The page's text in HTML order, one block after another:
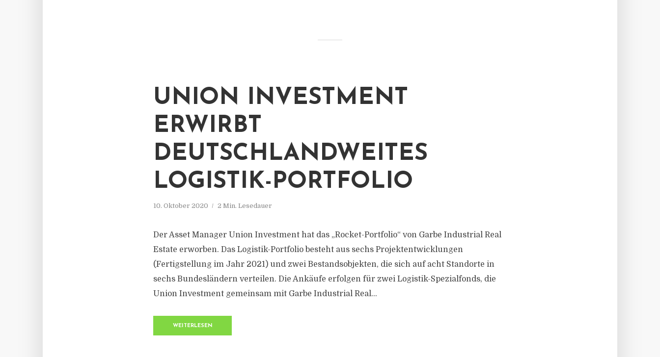
UNION INVESTMENT
ERWIRBT
DEUTSCHLANDWEITES
LOGISTIK-PORTFOLIO
10. Oktober 2020 2 Min. Lesedauer
Der Asset Manager Union Investment hat das „Rocket-Portfolio“ von Garbe Industrial Real
Estate erworben. Das Logistik-Portfolio besteht aus sechs Projektentwicklungen
(Fertigstellung im Jahr 2021) und zwei Bestandsobjekten, die sich auf acht Standorte in
sechs Bundesländern verteilen. Die Ankäufe erfolgen für zwei Logistik-Spezialfonds, die
Union Investment gemeinsam mit Garbe Industrial Real...
WEITERLESEN